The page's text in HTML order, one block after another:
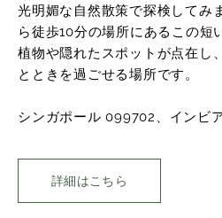
光明媚な自然散策で探検してみ
ら徒歩10分の場所にあるこの短
植物や隠れたスポットが点在し
とときを過ごせる場所です。
シンガポール 099702、インビ
詳細はこちら